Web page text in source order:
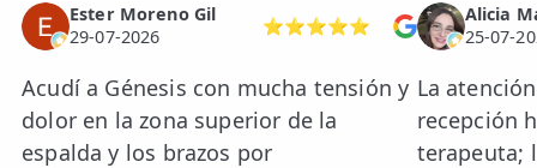
Ester Moreno Gil
29-07-2026
⭐⭐⭐⭐⭐
Acudí a Génesis con mucha tensión y
dolor en la zona superior de la
espalda y los brazos por
Alicia
25-07-
La
recepción
terapeuta;